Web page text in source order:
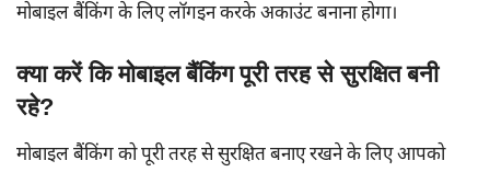
मोबाइल बैंकिंग के लिए लॉगइन करके अकाउंट बनाना होगा।
क्या करें कि मोबाइल बैंकिंग पूरी तरह से सुरक्षित बनी
रहे?
मोबाइल बैंकिंग को पूरी तरह से सुरक्षित बनाए रखने के लिए आपको